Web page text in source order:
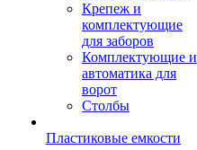
Крепеж и
комплектующие
для заборов
Комплектующие и
автоматика для
ворот
Столбы
Пластиковые емкости